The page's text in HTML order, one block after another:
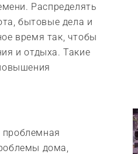
Распределять
бытовые дела и
время так, чтобы
и отдыха. Такие
дома,